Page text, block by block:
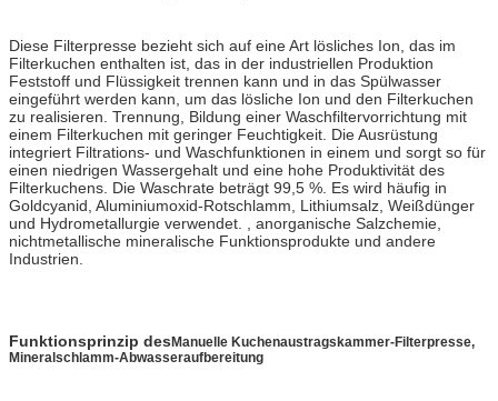
Diese Filterpresse bezieht sich auf eine Art lösliches Ion, das im
Filterkuchen enthalten ist, das in der industriellen Produktion
Feststoff und Flüssigkeit trennen kann und in das Spülwasser
eingeführt werden kann, um das lösliche Ion und den Filterkuchen
zu realisieren. Trennung, Bildung einer Waschfiltervorrichtung mit
einem Filterkuchen mit geringer Feuchtigkeit. Die Ausrüstung
integriert Filtrations- und Waschfunktionen in einem und sorgt so für
einen niedrigen Wassergehalt und eine hohe Produktivität des
Filterkuchens. Die Waschrate beträgt 99,5 %. Es wird häufig in
Goldcyanid, Aluminiumoxid-Rotschlamm, Lithiumsalz, Weißdünger
und Hydrometallurgie verwendet. , anorganische Salzchemie,
nichtmetallische mineralische Funktionsprodukte und andere
Industrien.
Funktionsprinzip desManuelle Kuchenaustragskammer-Filterpresse,
Mineralschlamm-Abwasseraufbereitung